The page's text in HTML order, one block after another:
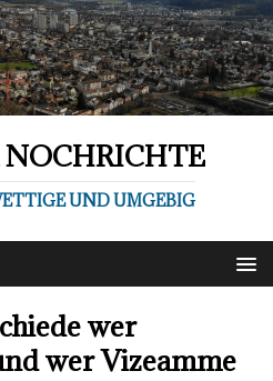
UND UMGEBIG
wer
wer Vizeamme